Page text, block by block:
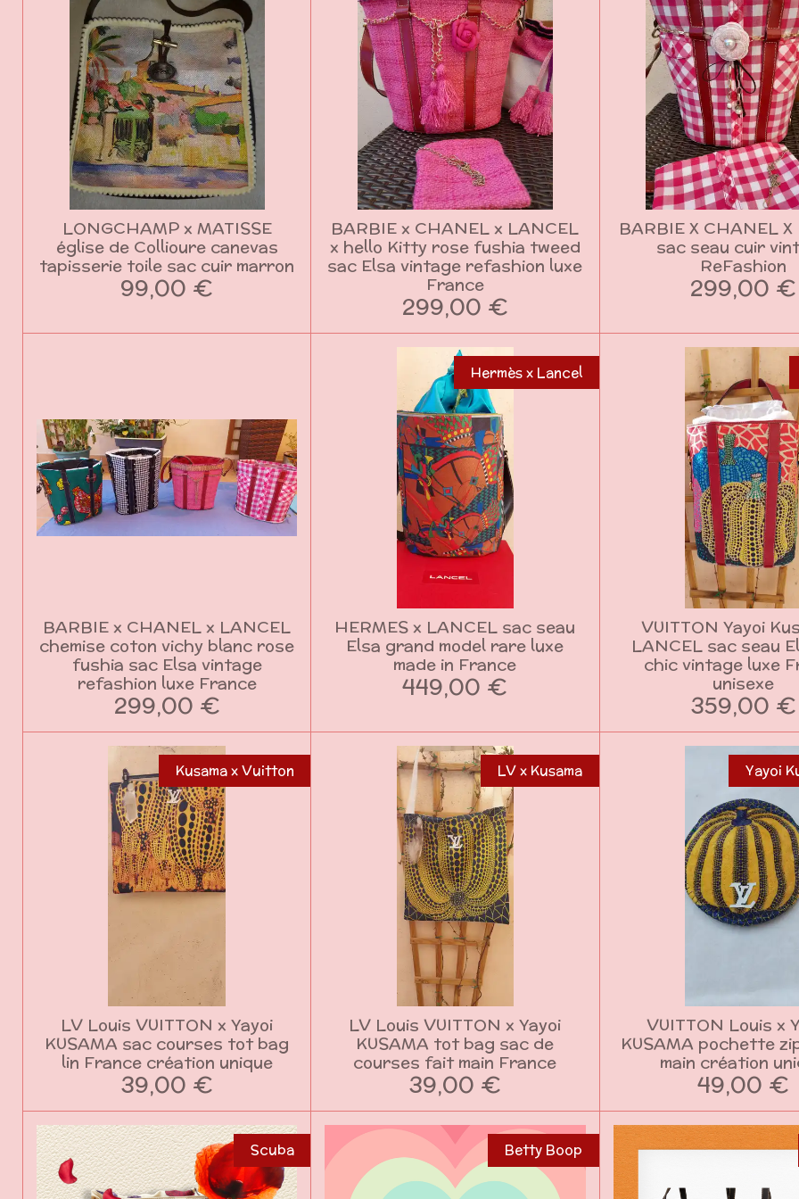
LONGCHAMP x MATISSE
église de Collioure canevas
tapisserie toile sac cuir marron
99,00 €
BARBIE x CHANEL x LANCEL
x hello Kitty rose fushia tweed
sac Elsa vintage refashion luxe
France
299,00 €
BARBIE X CHANEL
sac seau cuir
ReFashion
299,00 €
BARBIE x CHANEL x LANCEL
chemise coton vichy blanc rose
fushia sac Elsa vintage
refashion luxe France
299,00 €
Hermès x Lancel
HERMES x LANCEL sac seau
Elsa grand model rare luxe
made in France
449,00 €
VUITTON Yayoi
LANCEL sac seau
chic vintage luxe
unisexe
359,00 €
Kusama x Vuitton
LV Louis VUITTON x Yayoi
KUSAMA sac courses tot bag
lin France création unique
39,00 €
LV x Kusama
LV Louis VUITTON x Yayoi
KUSAMA tot bag sac de
courses fait main France
39,00 €
Yayoi
VUITTON Louis x
KUSAMA pochette
main création
49,00 €
Scuba Betty Boop